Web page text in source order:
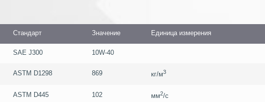
Стандарт Значение Единица измерения
SAE J300 10W-40
ASTM D1298 869 кг/м3
ASTM D445 102 мм2/с